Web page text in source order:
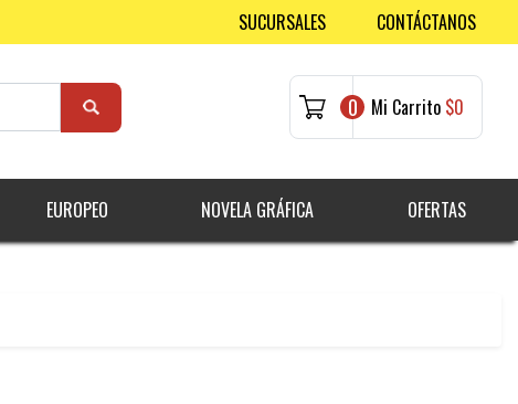
SUCURSALES CONTÁCTANOS
0 Mi Carrito $0
EUROPEO NOVELA GRÁFICA OFERTAS